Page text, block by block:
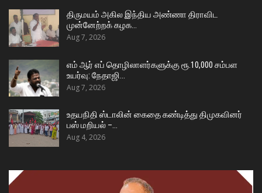
திருமயம் அகில இந்திய அண்ணா திராவிட
முன்னேற்றக் கழக…
Aug 7, 2026
எம் ஆர் எப் தொழிலாளர்களுக்கு ரூ.10,000 சம்பள
உயர்வு: நேதாஜி…
Aug 7, 2026
உதயநிதி ஸ்டாலின் கைதை கண்டித்து திமுகவினர்
பஸ் மறியல் –…
Aug 4, 2026